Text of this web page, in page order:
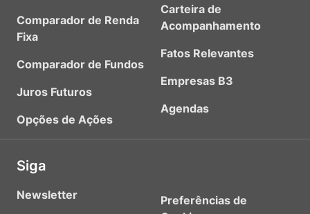
Comparador de Renda
Fixa
Comparador de Fundos
Juros Futuros
Opções de Ações
Carteira de
Acompanhamento
Fatos Relevantes
Empresas B3
Agendas
Siga
Newsletter
Preferências de